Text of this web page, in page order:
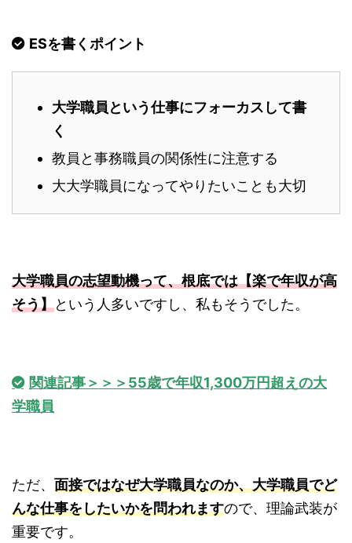
ESを書くポイント
大学職員という仕事にフォーカスして書
く
教員と事務職員の関係性に注意する
大大学職員になってやりたいことも大切
大学職員の志望動機って、根底では【楽で年収が高
そう】という人多いですし、私もそうでした。
関連記事＞＞＞55歳で年収1,300万円超えの大
学職員
ただ、 面接ではなぜ大学職員なのか、大学職員でど
んな仕事をしたいかを問われますので、理論武装が
重要です。